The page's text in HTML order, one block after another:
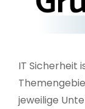
IT Sicherheit
jeweilige